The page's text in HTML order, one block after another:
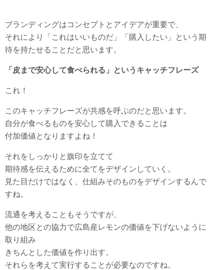
ブランディングはコンセプトとアイデアが重要で、
それにより「これはいいものだ」「購入したい」という期
待を持たせることだと思います。
「皮まで安心して食べられる」というキャッチフレーズ
これ！
このキャッチフレーズが共感を呼ぶのだと思います。
自分が食べるものを安心して購入できることは
付加価値となりますよね！
それをしっかりと旗印を立てて
期待感を伝えるために全てをデザインしていく。
見た目だけではなく、仕組みそのものをデザインするんで
すね。
流通を考えることもそうですが、
他の地区との協力で広島産レモンの価値を下げないように
取り組み
きちんとした価値を作り出す。
それらを考えて実行することが必要なのですね。